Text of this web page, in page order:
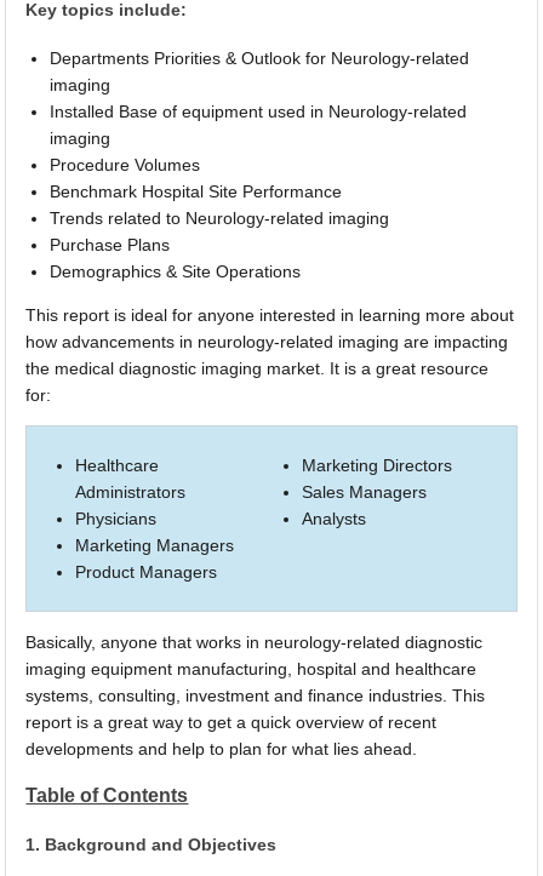
Key topics include:
Departments Priorities & Outlook for Neurology-related
imaging
Installed Base of equipment used in Neurology-related
imaging
Procedure Volumes
Benchmark Hospital Site Performance
Trends related to Neurology-related imaging
Purchase Plans
Demographics & Site Operations
This report is ideal for anyone interested in learning more about
how advancements in neurology-related imaging are impacting
the medical diagnostic imaging market. It is a great resource
for:
Healthcare
Administrators
Physicians
Marketing Managers
Product Managers
Marketing Directors
Sales Managers
Analysts
Basically, anyone that works in neurology-related diagnostic
imaging equipment manufacturing, hospital and healthcare
systems, consulting, investment and finance industries. This
report is a great way to get a quick overview of recent
developments and help to plan for what lies ahead.
Table of Contents
1. Background and Objectives